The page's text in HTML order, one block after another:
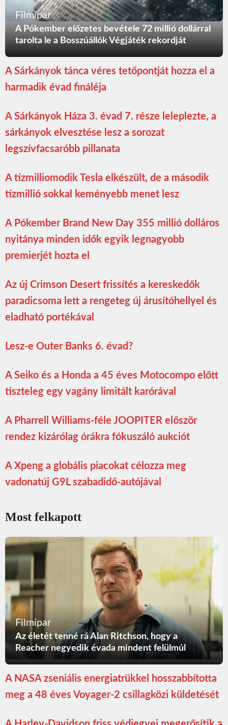
Filmipar
A Pókember előzetes bevétele 72 millió dollárral
tarolta le a Bosszúállók Végjáték rekordját
A Sárkányok tánca véres tetőpontját hozza el a
harmadik évad fináléja
A Sárkányok Háza 3. évad 7. része leleplezte, a
sárkányok elvesztése lesz a sorozat
legszívfacsaróbb pillanata
A tízmilliomodik Tesla elkészült, de a második
tízmillió sokkal keményebb menet lesz
A Pókember Brand New Day 355 millió dolláros
nyitánya minden idők egyik legnagyobb
premierjét hozta el
Az új Crimson Desert frissítés a kereskedők
paradicsoma lett a rengeteg új árusítóhellyel és
eladható portékával
Lesz-e Outer Banks 6. évad?
A Seiko és a Honda a 45 éves Motocompo előtt
tiszteleg egy vagány limitált karórával
A Pharrell Williams-féle JOOPITER először
rendez kizárólag órákra fókuszáló aukciót
A Xpeng a globális piacokat célozza meg
vadonatúj G9L szabadidő-autójával
Most felkapott
Filmipar
Az életét tenné rá Alan Ritchson, hogy a
Reacher negyedik évada mindent felülmúl
A NASA zseniális energiatrükkel hosszabbította
meg a 48 éves Voyager-2 csillagközi küldetését